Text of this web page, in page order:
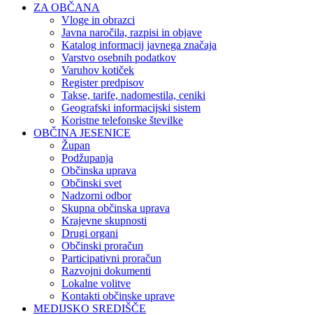
ZA OBČANA
Vloge in obrazci
Javna naročila, razpisi in objave
Katalog informacij javnega značaja
Varstvo osebnih podatkov
Varuhov kotiček
Register predpisov
Takse, tarife, nadomestila, ceniki
Geografski informacijski sistem
Koristne telefonske številke
OBČINA JESENICE
Župan
Podžupanja
Občinska uprava
Občinski svet
Nadzorni odbor
Skupna občinska uprava
Krajevne skupnosti
Drugi organi
Občinski proračun
Participativni proračun
Razvojni dokumenti
Lokalne volitve
Kontakti občinske uprave
MEDIJSKO SREDIŠČE